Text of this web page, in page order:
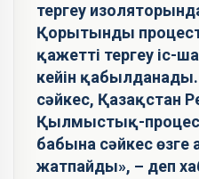
тергеу
Қорытынды
қажетті тергеу іс-
кейін қабылданады.
сәйкес, Қазақстан
Қылмыстық-
бабына сәйкес өзге
жатпайды», – деп